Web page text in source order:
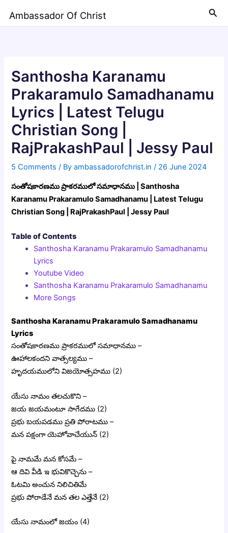
Ambassador Of Christ
Santhosha Karanamu
Prakaramulo Samadhanamu
Lyrics | Latest Telugu
Christian Song |
RajPrakashPaul | Jessy Paul
5 Comments / Byambassadorofchrist.in/ 26 June 2024
సంతోషకారణము ప్రాకరములో సమాధానము | Santhosha
Karanamu Prakaramulo Samadhanamu | Latest Telugu
Christian Song | RajPrakashPaul | Jessy Paul
Table of Contents
Santhosha Karanamu Prakaramulo Samadhanamu
Lyrics
Youtube Video
Santhosha Karanamu Prakaramulo Samadhanamu
More Songs
Santhosha Karanamu Prakaramulo Samadhanamu
Lyrics
సంతోషకారణము ప్రాకరములో సమాధానము –
ఊహాలకందని వాత్సల్యము –
హృదయములోని విజయోత్సహము (2)
యేసు నామం తలచుకొని –
జయ జయమంటూ సాగేదము (2)
ప్రభు బయపడము ప్రతి పోరాటము –
మన పక్షంగా యెహోవాచేయున్ (2)
పై నామమే మన కోసమే –
ఆ దివి వీడి ఇ భువికొచ్చెను –
ఓటమి అంచున నిలిచితిమే
ప్రభు పోరాడేనే మన తల ఎత్తేనే (2)
యేసు నామంలో జయం (4)